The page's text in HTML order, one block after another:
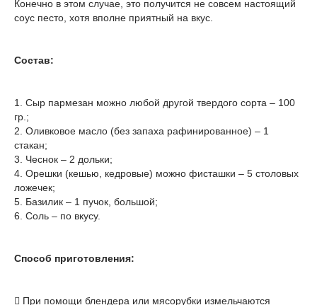
Конечно в этом случае, это получится не совсем настоящий
соус песто, хотя вполне приятный на вкус.
Состав:
1. Сыр пармезан можно любой другой твердого сорта – 100
гр.;
2. Оливковое масло (без запаха рафинированное) – 1
стакан;
3. Чеснок – 2 дольки;
4. Орешки (кешью, кедровые) можно фисташки – 5 столовых
ложечек;
5. Базилик – 1 пучок, большой;
6. Соль – по вкусу.
Способ приготовления:
 При помощи блендера или мясорубки измельчаются